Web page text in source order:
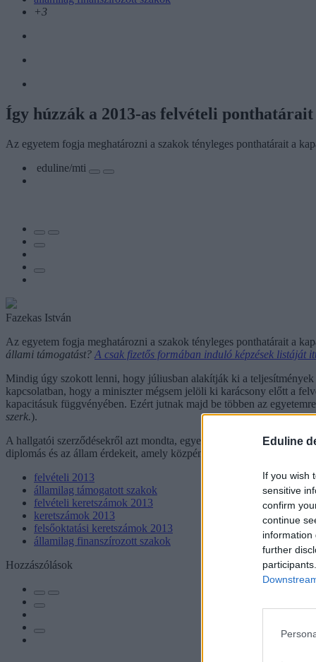
Eduline
If you wish
sensitive
confirm
continue
information
further
+3
Így húzzák a 2013-as felvételi ponthatárait
Az egyetem fogja meghatározni a szakok tényleges ponthatárait a
eduline/mti
Fazekas István
Az egyetem fogja meghatározni a szakok tényleges ponthatárait a
állami támogatást? A csak fizetős formában induló képzések listáját
Mindig úgy szokott lenni, hogy júliusban alakítják ki a
kapcsolatban, hogy a miniszter mégsem jelöli ki karácsony előtt a
kapacitásuk függvényében. Ezért jutnak majd be többen az
szerk.).
A hallgatói szerződésekről azt mondta, egyelőre nyitva hagyták ezt
diplomás és az állam érdekeit, amely közpénzen képezte ki a
felvételi 2013
államilag támogatott szakok
felvételi keretszámok 2013
keretszámok 2013
felsőoktatási keretszámok 2013
államilag finanszírozott szakok
Hozzászólások